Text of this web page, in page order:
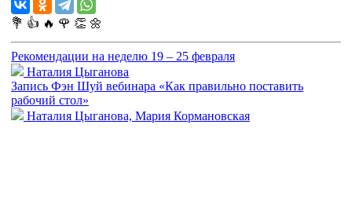
💐 👍 🔥 🌹 👏 🌼
Рекомендации на неделю 19 – 25 февраля
Наталия Цыганова
Запись Фэн Шуй вебинара «Как правильно поставить
рабочий стол»
Наталия Цыганова, Мария Кормановская